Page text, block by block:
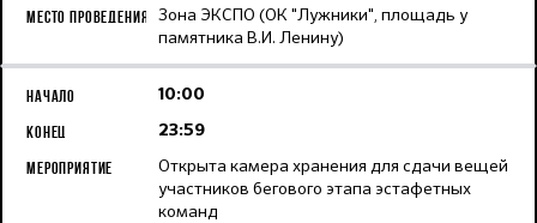
Зона ЭКСПО (ОК "Лужники", площадь у
памятника В.И. Ленину)
10:00
23:59
Открыта камера хранения для сдачи вещей
участников бегового этапа эстафетных
команд